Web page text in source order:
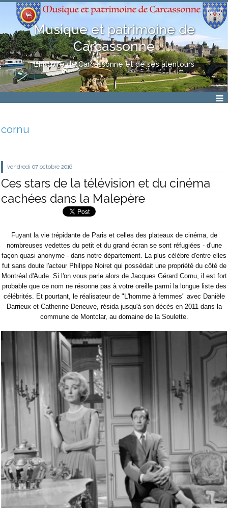
Musique et patrimoine de
Carcassonne
L'histoire de Carcassonne et de ses alentours
cornu
vendredi 07 octobre 2016
Ces stars de la télévision et du cinéma
cachées dans la Malepère
Fuyant la vie trépidante de Paris et celles des plateaux de cinéma, de
nombreuses vedettes du petit et du grand écran se sont réfugiées - d'une
façon quasi anonyme - dans notre département. La plus célèbre d'entre elles
fut sans doute l'acteur Philippe Noiret qui possédait une propriété du côté de
Montréal d'Aude. Si l'on vous parle alors de Jacques Gérard Cornu, il est fort
probable que ce nom ne résonne pas à votre oreille parmi la longue liste des
célébrités. Et pourtant, le réalisateur de "L'homme à femmes" avec Danièle
Darrieux et Catherine Deneuve, résida jusqu'à son décès en 2011 dans la
commune de Montclar, au domaine de la Soulette.